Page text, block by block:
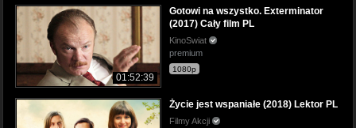
01:52:39
Gotowi na wszystko. Exterminator
(2017) Cały film PL
KinoSwiat
premium
1080p
Życie jest wspaniałe (2018) Lektor PL
Filmy Akcji